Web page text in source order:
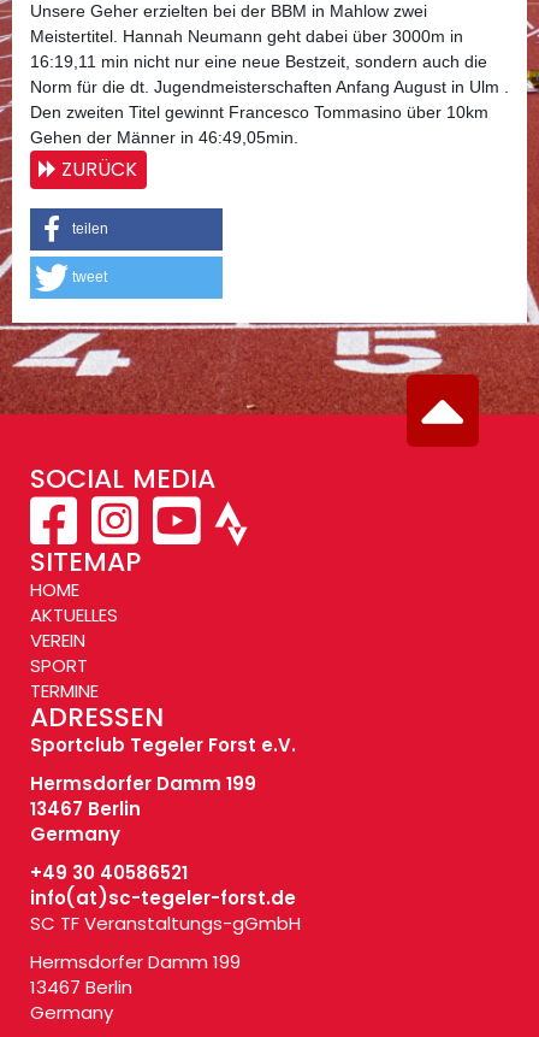
Unsere Geher erzielten bei der BBM in Mahlow zwei
Meistertitel. Hannah Neumann geht dabei über 3000m in
16:19,11 min nicht nur eine neue Bestzeit, sondern auch die
Norm für die dt. Jugendmeisterschaften Anfang August in Ulm .
Den zweiten Titel gewinnt Francesco Tommasino über 10km
Gehen der Männer in 46:49,05min.
ZURÜCK
teilen
tweet
SOCIAL MEDIA
SITEMAP
HOME
AKTUELLES
VEREIN
SPORT
TERMINE
ADRESSEN
Sportclub Tegeler Forst e.V.
Hermsdorfer Damm 199
13467 Berlin
Germany
+49 30 40586521
info(at)sc-tegeler-forst.de
SC TF Veranstaltungs-gGmbH
Hermsdorfer Damm 199
13467 Berlin
Germany